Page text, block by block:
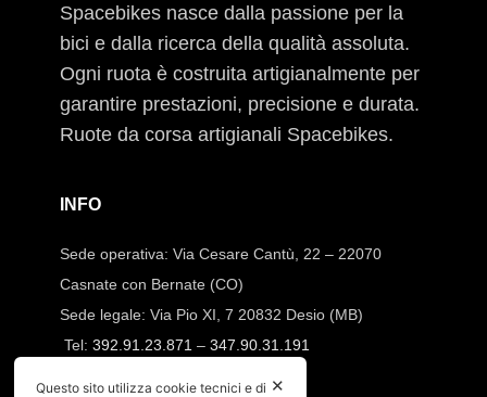
Spacebikes nasce dalla passione per la
bici e dalla ricerca della qualità assoluta.
Ogni ruota è costruita artigianalmente per
garantire prestazioni, precisione e durata.
Ruote da corsa artigianali Spacebikes.
INFO
Sede operativa: Via Cesare Cantù, 22 – 22070
Casnate con Bernate (CO)
Sede legale: Via Pio XI, 7 20832 Desio (MB)
Tel: 392.91.23.871 – 347.90.31.191
✕
Questo sito utilizza cookie tecnici e di